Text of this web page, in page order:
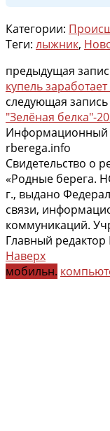
Категории:
Теги: лыжник,
предыдущая
купель
следующая запись
"Зелёная белка"-
Информационный
rberega.info
Свидетельство о
«Родные берега.
г., выдано
связи,
коммуникаций.
Главный
Наверх
мобильн.